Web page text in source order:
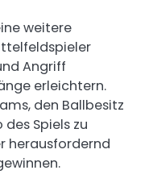
weitere
Angriff
erleichtern.
den Ballbesitz
Spiels zu
herausfordernd